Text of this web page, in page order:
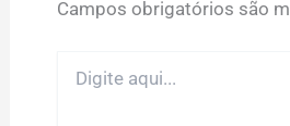
Campos obrigatórios são
aqui...